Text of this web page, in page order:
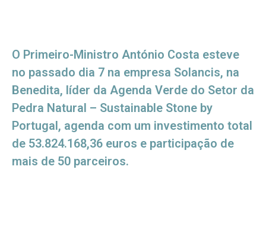
O Primeiro-Ministro António Costa esteve
no passado dia 7 na empresa Solancis, na
Benedita, líder da Agenda Verde do Setor da
Pedra Natural – Sustainable Stone by
Portugal, agenda com um investimento total
de 53.824.168,36 euros e participação de
mais de 50 parceiros.